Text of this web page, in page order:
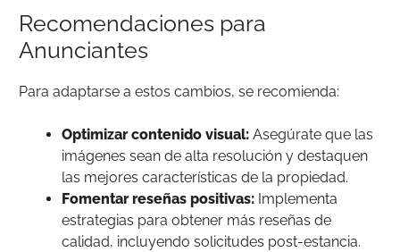
Recomendaciones para
Anunciantes
Para adaptarse a estos cambios, se recomienda:
Optimizar contenido visual: Asegúrate que las
imágenes sean de alta resolución y destaquen
las mejores características de la propiedad.
Fomentar reseñas positivas: Implementa
estrategias para obtener más reseñas de
calidad, incluyendo solicitudes post-estancia.